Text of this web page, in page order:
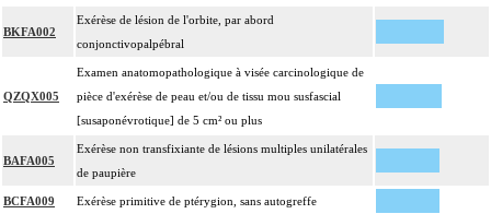
BKFA002
Exérèse de lésion de l'orbite, par abord
conjonctivopalpébral
QZQX005
Examen anatomopathologique à visée carcinologique de
pièce d'exérèse de peau et/ou de tissu mou susfascial
[susaponévrotique] de 5 cm² ou plus
BAFA005
Exérèse non transfixiante de lésions multiples unilatérales
de paupière
BCFA009 Exérèse primitive de ptérygion, sans autogreffe